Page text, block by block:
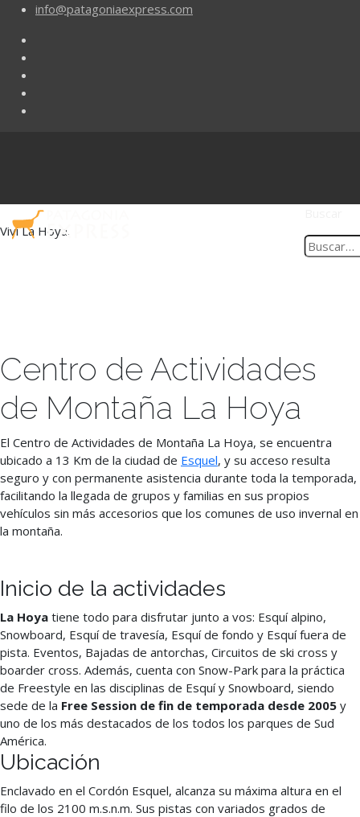
info@patagoniaexpress.com
Viví La Hoya.
Centro de Actividades
de Montaña La Hoya
El Centro de Actividades de Montaña La Hoya, se encuentra
ubicado a 13 Km de la ciudad de Esquel, y su acceso resulta
seguro y con permanente asistencia durante toda la temporada,
facilitando la llegada de grupos y familias en sus propios
vehículos sin más accesorios que los comunes de uso invernal en
la montaña.
Inicio de la actividades
La Hoya tiene todo para disfrutar junto a vos: Esquí alpino,
Snowboard, Esquí de travesía, Esquí de fondo y Esquí fuera de
pista. Eventos, Bajadas de antorchas, Circuitos de ski cross y
boarder cross. Además, cuenta con Snow-Park para la práctica
de Freestyle en las disciplinas de Esquí y Snowboard, siendo
sede de la Free Session de fin de temporada desde 2005 y
uno de los más destacados de los todos los parques de Sud
América.
Ubicación
Enclavado en el Cordón Esquel, alcanza su máxima altura en el
filo de los 2100 m.s.n.m. Sus pistas con variados grados de